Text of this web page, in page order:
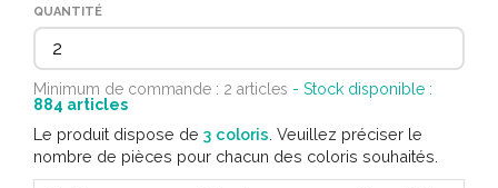
QUANTITÉ
Minimum de commande : 2 articles - Stock disponible :
884 articles
Le produit dispose de 3 coloris . Veuillez préciser le
nombre de pièces pour chacun des coloris souhaités.